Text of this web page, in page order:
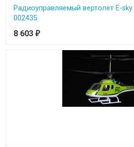
Радиоуправляемый вертолет E-sky
002435
8 603 ₽